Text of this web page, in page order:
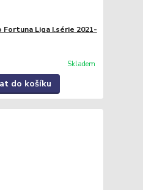
Liga I.série 2021-
Skladem
do košíku